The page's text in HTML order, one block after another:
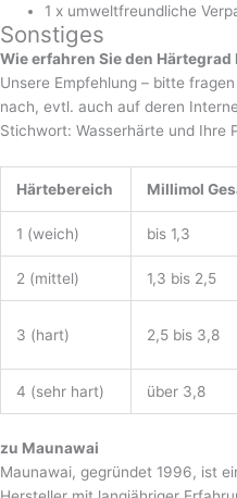
1 x umweltfreundliche
Sonstiges
Wie erfahren Sie den
Unsere Empfehlung – bitte
nach, evtl. auch auf deren
Stichwort: Wasserhärte und Ihre
Härtebereich Millimol
1 (weich) bis 1,3
2 (mittel) 1,3 bis 2,5
3 (hart) 2,5 bis 3,8
4 (sehr hart) über 3,8
zu Maunawai
Maunawai, gegründet 1996, ist